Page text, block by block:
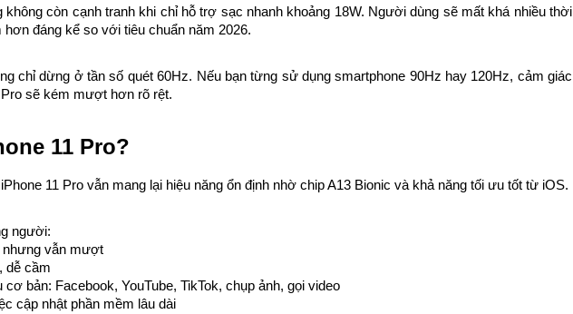
còn cạnh tranh khi chỉ hỗ trợ sạc nhanh khoảng 18W. Người dùng sẽ mất khá nhiều thời
hơn đáng kể so với tiêu chuẩn năm 2026.
chỉ dừng ở tần số quét 60Hz. Nếu bạn từng sử dụng smartphone 90Hz hay 120Hz, cảm giác
sẽ kém mượt hơn rõ rệt.
11 Pro?
11 Pro vẫn mang lại hiệu năng ổn định nhờ chip A13 Bionic và khả năng tối ưu tốt từ iOS.
người:
nhưng vẫn mượt
dễ cầm
bản: Facebook, YouTube, TikTok, chụp ảnh, gọi video
cập nhật phần mềm lâu dài